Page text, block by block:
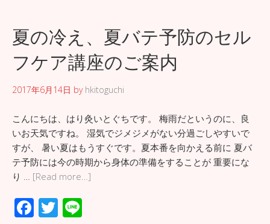
o
o
k
夏の冷え、夏バテ予防のセル
フケア講座のご案内
2017年6月14日 by hkitoguchi
こんにちは、はり灸いとぐちです。 梅雨だというのに、良
いお天気ですね。 湿気でジメジメがない分過ごしやすいで
すが、 暑い夏はもうすぐです。夏本番を向かえる前に 夏バ
テ予防には今の時期から身体の準備をすることが 重要にな
り … [Read more…]
F T